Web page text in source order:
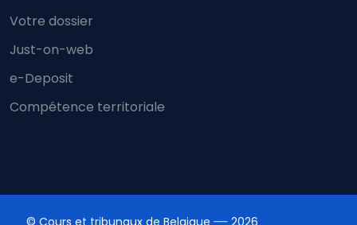
Votre dossier
Just-on-web
e-Deposit
Compétence territoriale